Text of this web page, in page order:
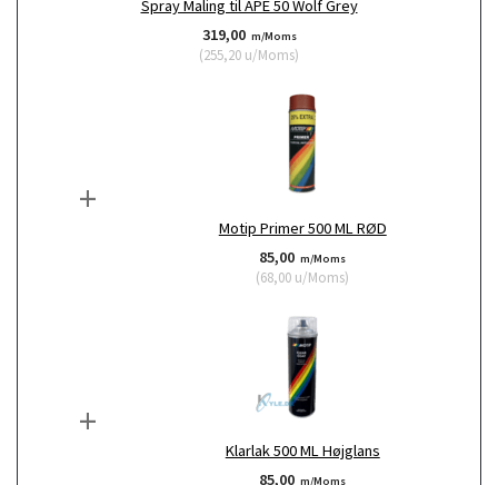
Spray Maling til APE 50 Wolf Grey
319,00 m/Moms
(255,20 u/Moms)
+
Motip Primer 500 ML RØD
85,00 m/Moms
(68,00 u/Moms)
+
Klarlak 500 ML Højglans
85,00 m/Moms